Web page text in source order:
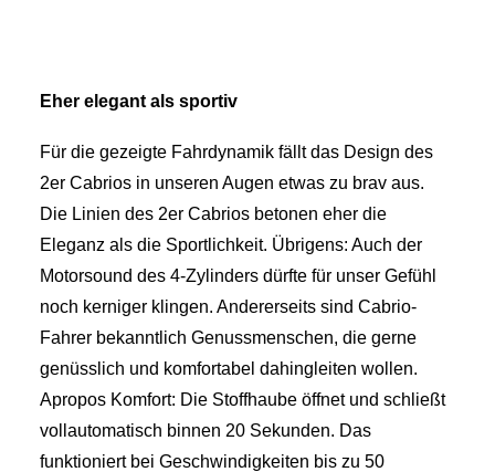
Eher elegant als sportiv
Für die gezeigte Fahrdynamik fällt das Design des
2er Cabrios in unseren Augen etwas zu brav aus.
Die Linien des 2er Cabrios betonen eher die
Eleganz als die Sportlichkeit. Übrigens: Auch der
Motorsound des 4-Zylinders dürfte für unser Gefühl
noch kerniger klingen. Andererseits sind Cabrio-
Fahrer bekanntlich Genussmenschen, die gerne
genüsslich und komfortabel dahingleiten wollen.
Apropos Komfort: Die Stoffhaube öffnet und schließt
vollautomatisch binnen 20 Sekunden. Das
funktioniert bei Geschwindigkeiten bis zu 50